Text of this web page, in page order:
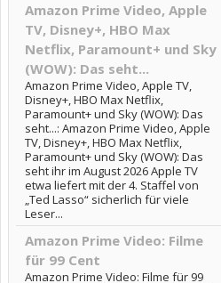
Amazon Prime Video, Apple
TV, Disney+, HBO Max
Netflix, Paramount+ und Sky
(WOW): Das seht...
Amazon Prime Video, Apple TV,
Disney+, HBO Max Netflix,
Paramount+ und Sky (WOW): Das
seht...: Amazon Prime Video, Apple
TV, Disney+, HBO Max Netflix,
Paramount+ und Sky (WOW): Das
seht ihr im August 2026 Apple TV
etwa liefert mit der 4. Staffel von
„Ted Lasso“ sicherlich für viele
Leser...
Amazon Prime Video: Filme
für 99 Cent
Amazon Prime Video: Filme für 99